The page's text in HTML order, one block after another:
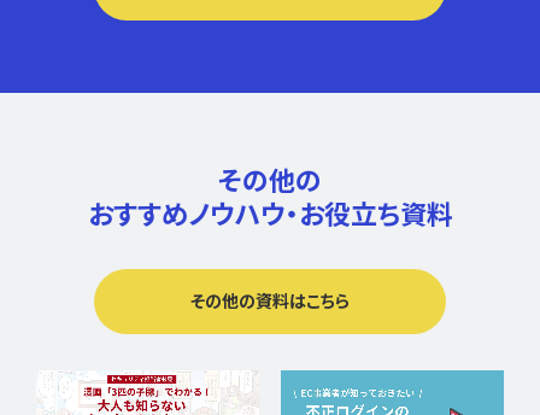
その他の
おすすめノウハウ・ お役立ち資料
その他の資料はこちら